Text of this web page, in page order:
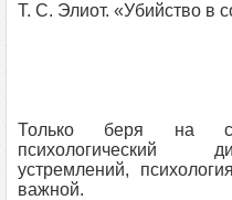
Т. С. Элиот. «Убийство в
Только беря на
психологический
устремлений,
важной.